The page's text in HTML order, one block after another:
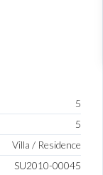
5
5
Villa / Residence
SU2010-00045